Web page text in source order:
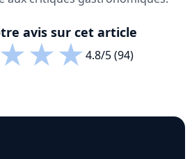
avis sur cet article
★★★4.8/5 (94)